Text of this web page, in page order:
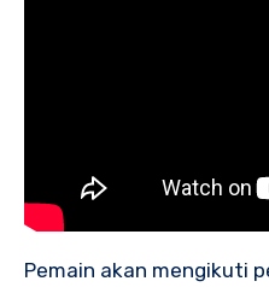
Pemain akan mengikuti